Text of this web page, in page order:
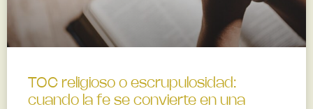
TOC religioso o escrupulosidad:
cuando la fe se convierte en una